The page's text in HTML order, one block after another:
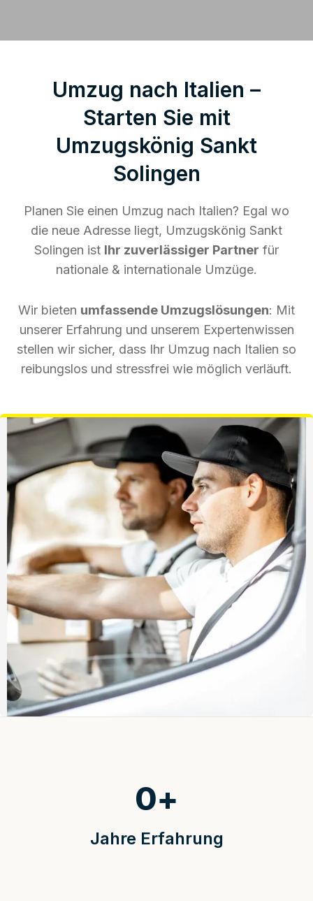
Umzug nach Italien –
Starten Sie mit
Umzugskönig Sankt
Solingen
Planen Sie einen Umzug nach Italien? Egal wo
die neue Adresse liegt, Umzugskönig Sankt
Solingen ist Ihr zuverlässiger Partner für
nationale & internationale Umzüge.
Wir bieten umfassende Umzugslösungen: Mit
unserer Erfahrung und unserem Expertenwissen
stellen wir sicher, dass Ihr Umzug nach Italien so
reibungslos und stressfrei wie möglich verläuft.
Jahre Erfahrung
0+